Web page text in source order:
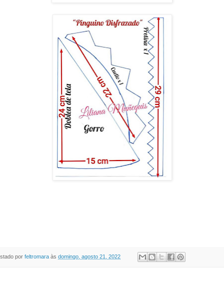
por feltromara às domingo, agosto 21, 2022